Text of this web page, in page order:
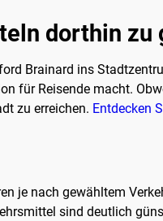
dorthin zu
Brainard ins
für Reisende macht.
zu erreichen. Entdecken
je nach gewähltem
sind deutlich